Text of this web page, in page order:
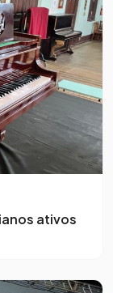
ativos